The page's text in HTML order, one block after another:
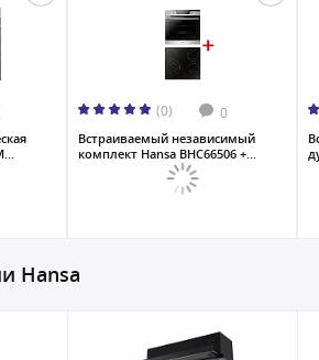
(0) 0
Встраиваемый независимый
комплект Hansa BHC66506 +...
Hansa